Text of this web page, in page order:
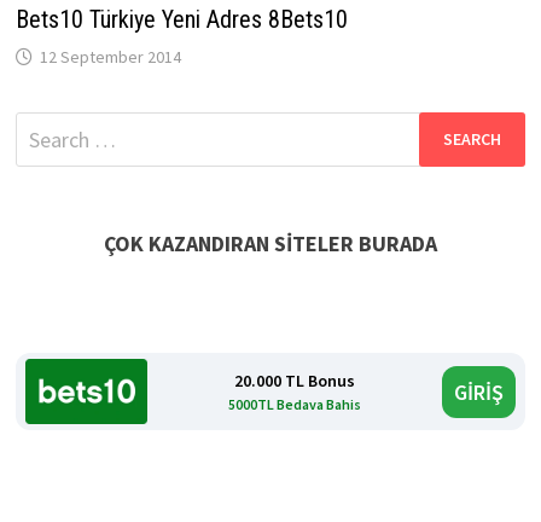
Bets10 Türkiye Yeni Adres 8Bets10
12 September 2014
Search
for:
ÇOK KAZANDIRAN SİTELER BURADA
20.000 TL Bonus
5000TL Bedava Bahis GİRİŞ